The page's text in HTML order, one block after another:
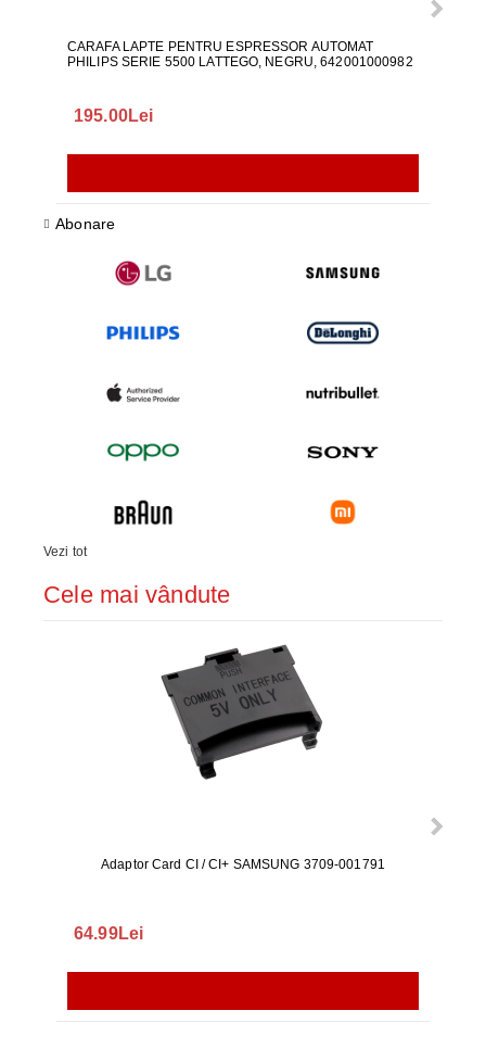
CARAFA LAPTE PENTRU ESPRESSOR AUTOMAT
PHILIPS SERIE 5500 LATTEGO, NEGRU, 642001000982
195.00Lei
Abonare
Vezi tot
Cele mai vândute
Adaptor Card CI / CI+ SAMSUNG 3709-001791
64.99Lei